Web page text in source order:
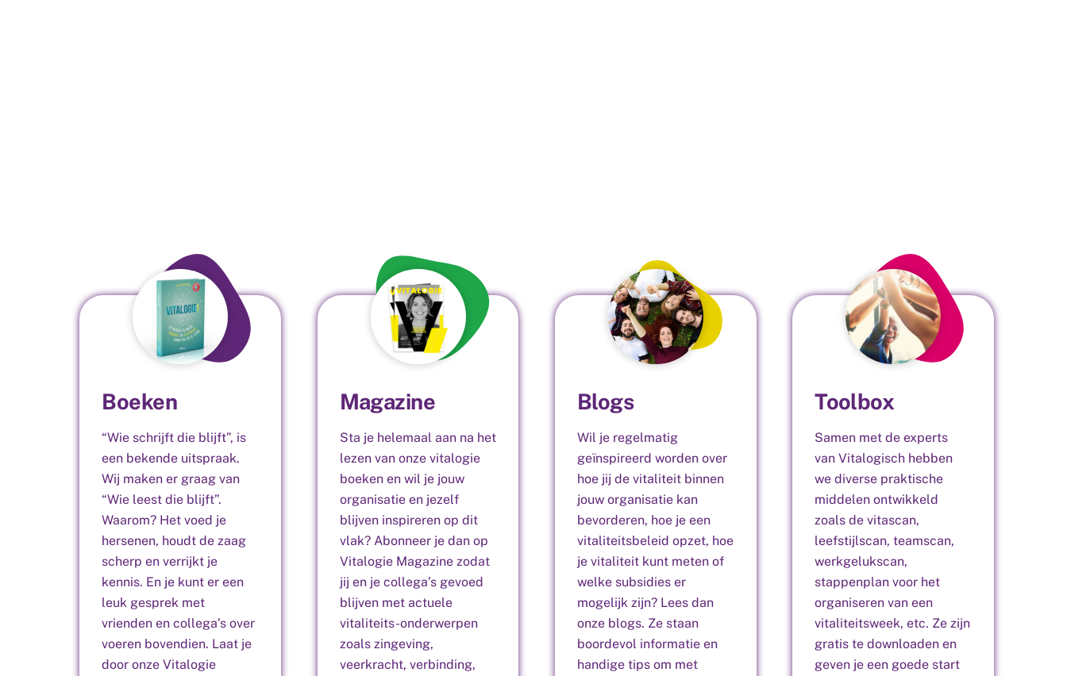
Boeken
“Wie schrijft die blijft”, is
een bekende uitspraak.
Wij maken er graag van
“Wie leest die blijft”.
Waarom? Het voed je
hersenen, houdt de zaag
scherp en verrijkt je
kennis. En je kunt er een
leuk gesprek met
vrienden en collega’s over
voeren bovendien. Laat je
door onze Vitalogie
Magazine
Sta je helemaal aan na het
lezen van onze vitalogie
boeken en wil je jouw
organisatie en jezelf
blijven inspireren op dit
vlak? Abonneer je dan op
Vitalogie Magazine zodat
jij en je collega’s gevoed
blijven met actuele
vitaliteits-onderwerpen
zoals zingeving,
veerkracht, verbinding,
Blogs
Wil je regelmatig
geïnspireerd worden over
hoe jij de vitaliteit binnen
jouw organisatie kan
bevorderen, hoe je een
vitaliteitsbeleid opzet, hoe
je vitaliteit kunt meten of
welke subsidies er
mogelijk zijn? Lees dan
onze blogs. Ze staan
boordevol informatie en
handige tips om met
Toolbox
Samen met de experts
van Vitalogisch hebben
we diverse praktische
middelen ontwikkeld
zoals de vitascan,
leefstijlscan, teamscan,
werkgelukscan,
stappenplan voor het
organiseren van een
vitaliteitsweek, etc. Ze zijn
gratis te downloaden en
geven je een goede start